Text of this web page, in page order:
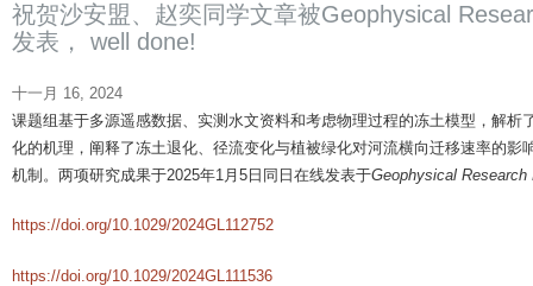
祝贺沙安盟、赵奕同学文章被Geophysical
发表， well done!
十一月 16, 2024
课题组基于多源遥感数据、实测水文资料和考虑物理过程的冻土模型，解析
化的机理，阐释了冻土退化、径流变化与植被绿化对河流横向迁移速率的影
机制。两项研究成果于2025年1月5日同日在线发表于Geophysical Research
https://doi.org/10.1029/2024GL112752
https://doi.org/10.1029/2024GL111536